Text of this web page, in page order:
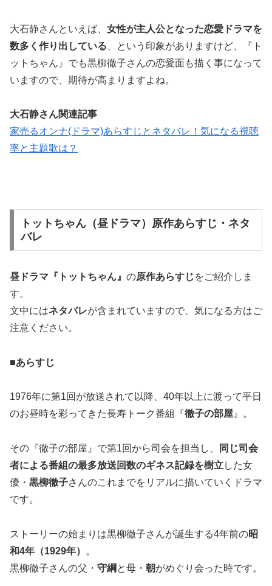
大石静さんといえば、 女性が主人公となった恋愛ドラマを
数多く作り出している 、という印象がありますけど、『ト
ットちゃん』でも黒柳徹子さんの恋愛面も描く事になって
いますので、期待が高まりますよね。
大石静さん関連記事
家売るオンナ(ドラマ)あらすじとネタバレ！気になる視聴
率と主題歌は？
トットちゃん（昼ドラマ）原作あらすじ・ネタ
バレ
昼ドラマ『トットちゃん』 の原作あらすじをご紹介しま
す。
文中にはネタバレが含まれていますので、気になる方はご
注意ください。
■あらすじ
1976年に第1回が放送されて以降、40年以上に渡って平日
のお昼時を彩ってきた長寿トーク番組『徹子の部屋 』。
その『徹子の部屋』で第1回から司会を担当し、
同じ司会
者による番組の最多放送回数のギネス記録を樹立 した女
優・ 黒柳徹子さんのこれまでをリアルに描いていくドラマ
です。
ストーリーの始まりは黒柳徹子さんが誕生する4年前の昭
和4年（1929年）
。
黒柳徹子さんの父・ 守綱 と母・ 朝がめぐり会った時です。